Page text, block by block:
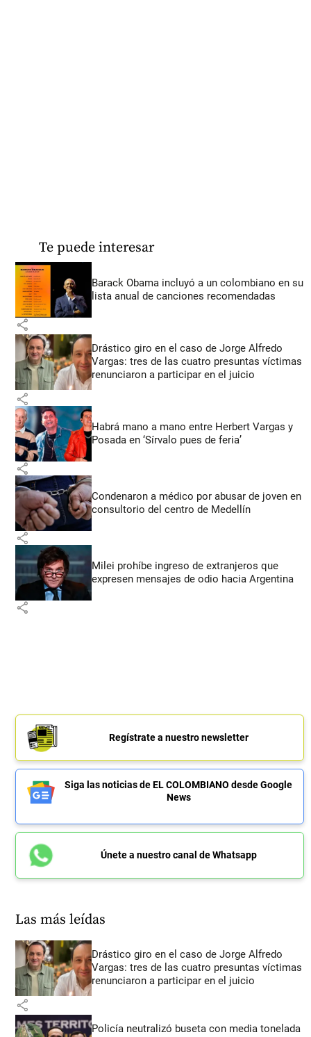
Te puede interesar
Barack Obama incluyó a un colombiano en su
lista anual de canciones recomendadas
share
Drástico giro en el caso de Jorge Alfredo
Vargas: tres de las cuatro presuntas víctimas
renunciaron a participar en el juicio
share
Habrá mano a mano entre Herbert Vargas y
Posada en ‘Sírvalo pues de feria’
share
Condenaron a médico por abusar de joven en
consultorio del centro de Medellín
share
Milei prohíbe ingreso de extranjeros que
expresen mensajes de odio hacia Argentina
share
Regístrate a nuestro newsletter
Siga las noticias de EL COLOMBIANO desde Google
News
Únete a nuestro canal de Whatsapp
Las más leídas
Drástico giro en el caso de Jorge Alfredo
Vargas: tres de las cuatro presuntas víctimas
renunciaron a participar en el juicio
share
Policía neutralizó buseta con media tonelada